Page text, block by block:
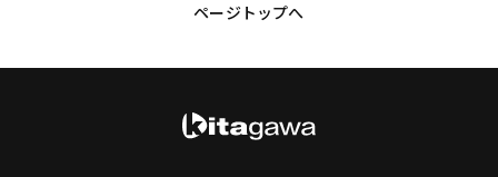
ページトップへ